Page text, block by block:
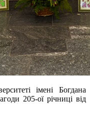
імені Богдана
205-ої річниці від